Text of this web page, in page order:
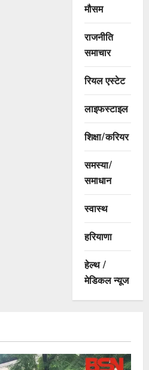
मौसम
राजनीति
समाचार
रियल एस्टेट
लाइफस्टाइल
शिक्षा/करियर
समस्या/
समाधान
स्वास्थ
हरियाणा
हेल्थ /
मेडिकल न्यूज